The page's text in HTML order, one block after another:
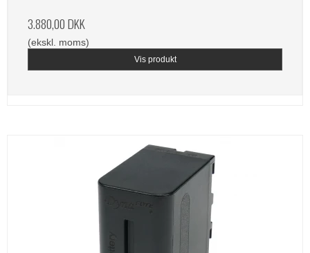
3.880,00 DKK
(ekskl. moms)
Vis produkt